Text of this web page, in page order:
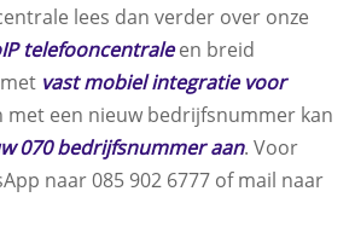
lees dan verder over onze
telefooncentraleen breid
vast mobiel integratie voor
met een nieuw bedrijfsnummer kan
070 bedrijfsnummer aan.​ Voor
naar 085 902 6777 of mail naar